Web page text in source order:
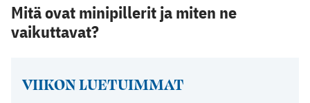
VIIKON LUETUIMMAT
Mitä ovat minipillerit ja miten ne
vaikuttavat?